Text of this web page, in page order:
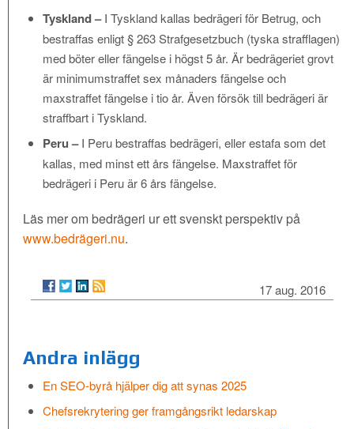
Tyskland –I Tyskland kallas bedrägeri för Betrug, och
bestraffas enligt § 263 Strafgesetzbuch (tyska strafflagen)
med böter eller fängelse i högst 5 år. Är bedrägeriet grovt
är minimumstraffet sex månaders fängelse och
maxstraffet fängelse i tio år. Även försök till bedrägeri är
straffbart i Tyskland.
Peru –I Peru bestraffas bedrägeri, eller estafa som det
kallas, med minst ett års fängelse. Maxstraffet för
bedrägeri i Peru är 6 års fängelse.
Läs mer om bedrägeri ur ett svenskt perspektiv på
www.bedrägeri.nu.
17 aug. 2016
Andra inlägg
En SEO-byrå hjälper dig att synas 2025
Chefsrekrytering ger framgångsrikt ledarskap